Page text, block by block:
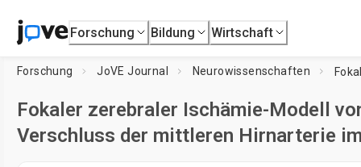
Forschung Bildung Wirtschaft
Forschung JoVE Journal Neurowissenschaften
Fokaler zerebraler Ischämie-Modell
Verschluss der mittleren Hirnarterie